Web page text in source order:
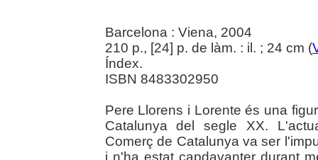
Barcelona : Viena, 2004
210 p., [24] p. de làm. : il. ; 24 cm (
Índex.
ISBN 8483302950
Pere Llorens i Lorente és una
Catalunya del segle XX.
Comerç de Catalunya va ser
i n'ha estat capdavanter durant